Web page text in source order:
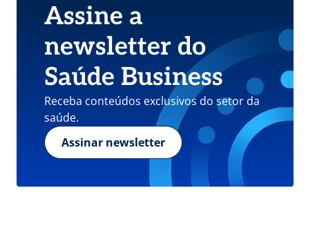
Assine a
newsletter do
Saúde Business
Receba conteúdos exclusivos do setor da
saúde.
Assinar newsletter